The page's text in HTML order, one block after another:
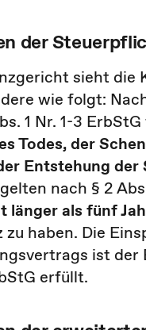
der
sieht die
wie folgt:
1 Nr. 1-3
Todes, der
Entstehung der
nach § 2
länger als fünf
zu haben. Die
ist der
erfüllt.